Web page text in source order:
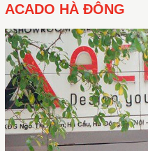
ACADO HÀ ĐÔNG